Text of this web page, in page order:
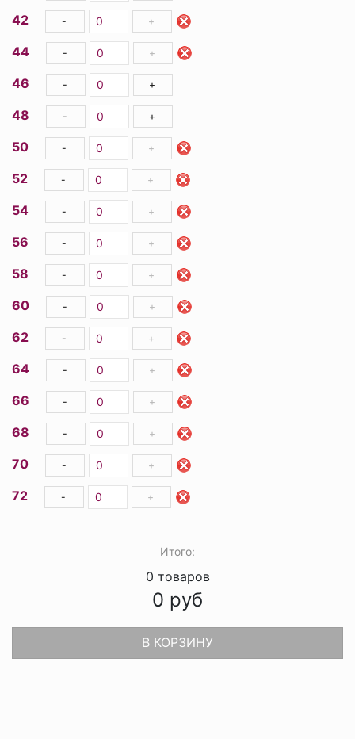
42 - +
44 - +
46 - +
48 - +
50 - +
52 - +
54 - +
56 - +
58 - +
60 - +
62 - +
64 - +
66 - +
68 - +
70 - +
72 - +
Итого:
0 товаров
0 руб
В КОРЗИНУ